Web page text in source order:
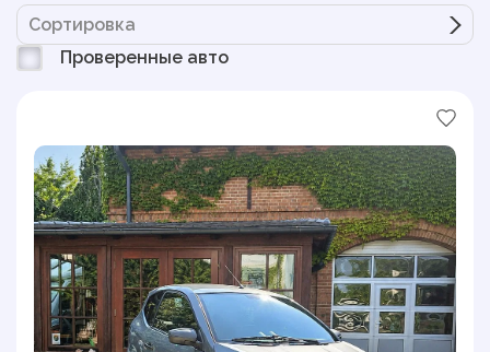
Сортировка
Проверенные авто